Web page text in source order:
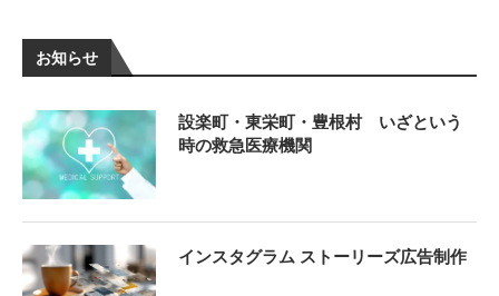
お知らせ
設楽町・東栄町・豊根村 いざという
時の救急医療機関
インスタグラム ストーリーズ広告制作